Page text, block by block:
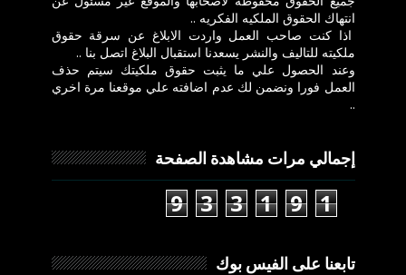
انتهاك الحقوق الملكيه الفكريه ..
اذا كنت صاحب العمل واردت الابلاغ عن سرقة حقوق
ملكيته للتاليف والنشر يسعدنا استقبال البلاغ اتصل بنا ..
وعند الحصول علي ما يثبت حقوق ملكيتك سيتم حذف
العمل فورا ونضمن لك عدم اضافته علي موقعنا مرة اخري
..
إجمالي مرات مشاهدة الصفحة
9 3 3 1 9 1
تابعنا على الفيس بوك